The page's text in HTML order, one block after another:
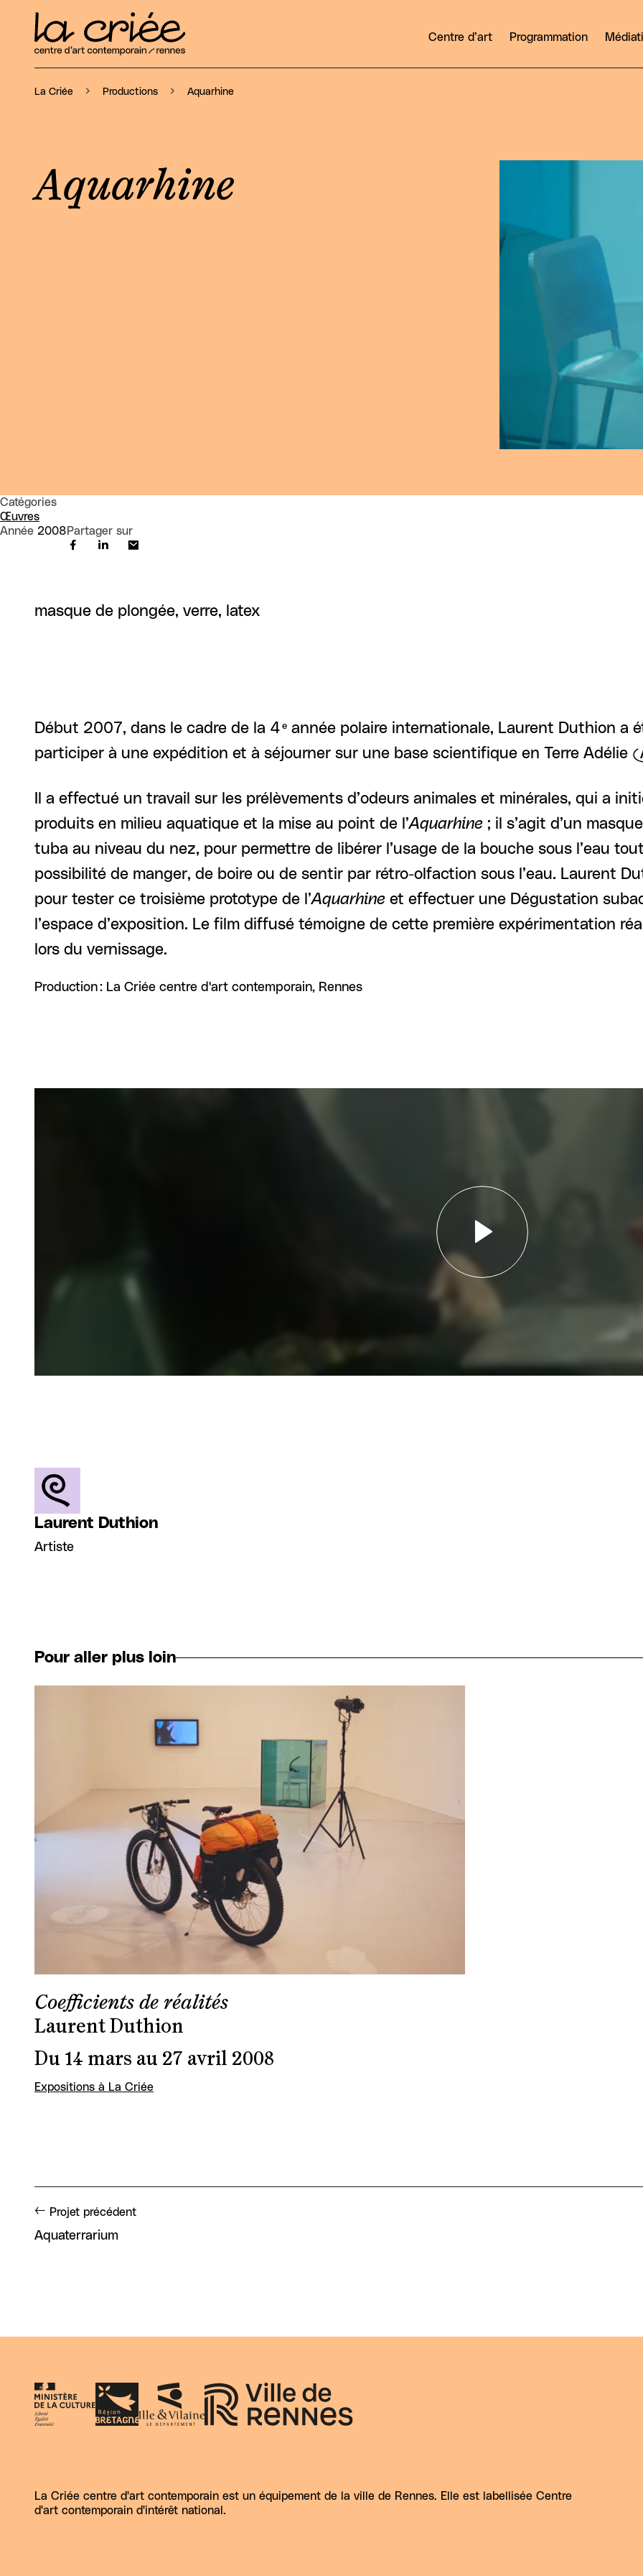
Centre d’art Programmation
La Criée Productions Aquarhine
Aquarhine
Catégories
Œuvres
Année 2008Partager sur
masque de plongée, verre, latex
Début 2007, dans le cadre de la 4 e année polaire internationale, Laurent Duthion a
participer à une expédition et à séjourner sur une base scientifique en Terre Adélie
Il a effectué un travail sur les prélèvements d’odeurs animales et minérales, qui a
produits en milieu aquatique et la mise au point de l’Aquarhine ; il s’agit d’un
tuba au niveau du nez, pour permettre de libérer l’usage de la bouche sous l’eau
possibilité de manger, de boire ou de sentir par rétro-olfaction sous l’eau. Laurent
pour tester ce troisième prototype de l’Aquarhine et effectuer une Dégustation
l’espace d’exposition. Le film diffusé témoigne de cette première expérimentation
lors du vernissage.
Production : La Criée centre d'art contemporain, Rennes
Lancer la vidéo -
Laurent Duthion
Artiste
Pour aller plus loin
Coefficients de réalités
Laurent Duthion
Du 14 mars au 27 avril 2008
Expositions à La Criée
Projet précédent
Aquaterrarium
La Criée centre d'art contemporain est un équipement de la ville de Rennes. Elle est labellisée Centre
d'art contemporain d'intérêt national.